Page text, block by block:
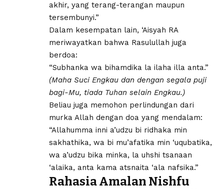
akhir, yang terang-terangan maupun
tersembunyi.”
Dalam kesempatan lain, ‘Aisyah RA
meriwayatkan bahwa Rasulullah juga
berdoa:
“Subhanka wa bihamdika la ilaha illa anta.”
(Maha Suci Engkau dan dengan segala puji
bagi-Mu, tiada Tuhan selain Engkau.)
Beliau juga memohon perlindungan dari
murka Allah dengan doa yang mendalam:
“Allahumma inni a’udzu bi ridhaka min
sakhathika, wa bi mu’afatika min ‘uqubatika,
wa a’udzu bika minka, la uhshi tsanaan
‘alaika, anta kama atsnaita ‘ala nafsika.”
Rahasia Amalan Nishfu